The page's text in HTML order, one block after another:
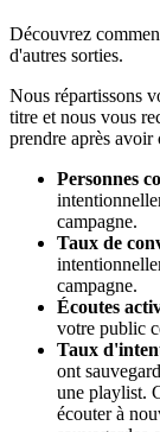
Découvrez
d'autres sorties.
Nous répartissons
titre et nous vous
prendre après avoir
Personnes
campagne.
Taux de
campagne.
Écoutes
votre public
Taux
ont
une playlist.
écouter à